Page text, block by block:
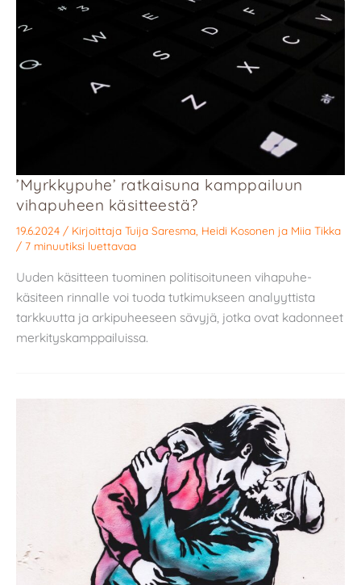
’Myrkkypuhe’ ratkaisuna kamppailuun
vihapuheen käsitteestä?
19.6.2024 / Kirjoittaja Tuija Saresma Heidi Kosonen ja Miia Tikka
/ 7 minuutiksi luettavaa
Uuden käsitteen tuominen politisoituneen vihapuhe-
käsiteen rinnalle voi tuoda tutkimukseen analyyttista
tarkkuutta ja arkipuheeseen sävyjä, jotka ovat kadonneet
merkityskamppailuissa.